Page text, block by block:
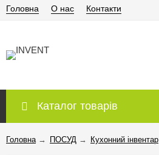
Головна О нас Контакти
Каталог товарів
Головна → ПОСУД → Кухонний інвентар